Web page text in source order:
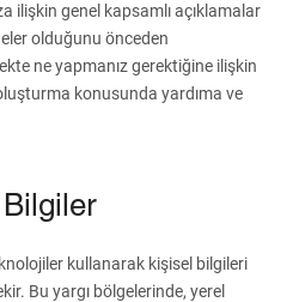
ilişkin genel kapsamlı açıklamalar
olduğunu önceden
ne yapmanız gerektiğine ilişkin
konusunda yardıma ve
Bilgiler
kullanarak kişisel bilgileri
Bu yargı bölgelerinde, yerel